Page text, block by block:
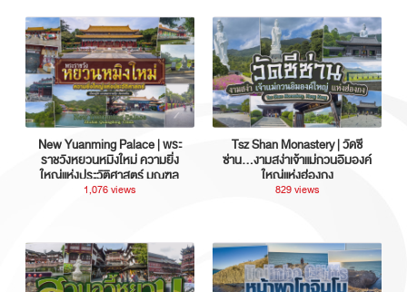
New Yuanming Palace | พระ
ราชวังหยวนหมิงใหม่ ความยิ่ง
ใหญ่แห่งประวัติศาสตร์ มณฑล
กวางตุ้ง ประเทศจีน
1,076 views
Tsz Shan Monastery | วัดซี
ซ่าน…งามสง่าเจ้าแม่กวนอิมองค์
ใหญ่แห่งฮ่องกง
829 views